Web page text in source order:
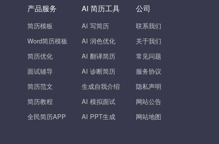
产品服务
简历模板
Word简历模板
简历优化
面试辅导
简历范文
简历教程
全民简历APP
AI 简历工具
AI 写简历
AI 润色优化
AI 翻译简历
AI 诊断简历
生成自我介绍
AI 模拟面试
AI PPT生成
公司
联系我们
关于我们
常见问题
服务协议
隐私声明
网站公告
网站地图